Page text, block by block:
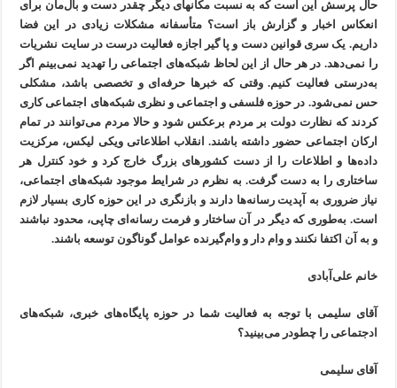
حال پرسش این است که به نسبت مکانهای دیگر چقدر دست و بال‌مان برای
انعکاس اخبار و گزارش باز است؟ متأسفانه مشکلات زیادی در این فضا
داریم. یک سری قوانین دست و پا گیر اجازه فعالیت درست در سایت نشریات
را نمی‌دهد. در هر حال از این لحاظ شبکه‌های اجتماعی را تهدید نمی‌بینم اگر
به‌درستی فعالیت کنیم. وقتی که خبرها حرفه‌ای و تخصصی باشد، مشکلی
حس نمی‌شود. در حوزه فلسفی و اجتماعی و نظری شبکه‌های اجتماعی کاری
کردند که نظارت دولت بر مردم برعکس شود و حالا مردم می‌توانند در تمام
ارکان اجتماعی حضور داشته باشند. انقلاب اطلاعاتی ویکی لیکس، مرکزیت
داده‌ها و اطلاعات را از دست کشورهای بزرگ خارج کرد و خود کنترل هر
ساختاری را به دست گرفت. به نظرم در شرایط موجود شبکه‌های اجتماعی،
نیاز ضروری به آپدیت رسانه‌ها دارند و بازنگری در این حوزه کاری بسیار لازم
است. به‌طوری که دیگر در آن ساختار و فرمت رسانه‌ای چاپی، محدود نباشند
و به آن اکتفا نکنند و وام دار و وام‌گیرنده عوامل گوناگون توسعه باشند.
خانم علی‌آبادی
آقای سلیمی با توجه به فعالیت شما در حوزه پایگاه‌های خبری، شبکه‌های
ادجتماعی را چطودر می‌بینید؟
آقای سلیمی